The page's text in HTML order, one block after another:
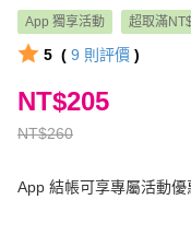
App 獨享活動 超取滿
5 ( 9 則評價 )
NT$260
NT$205
App 結帳可享專屬活動優